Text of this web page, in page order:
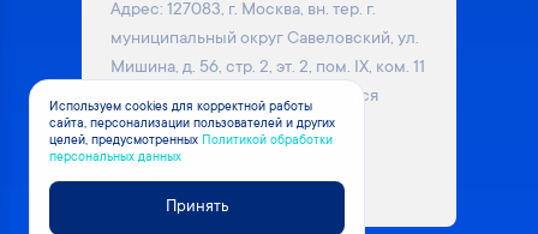
Адрес: 127083, г. Москва, вн. тер. г.
муниципальный округ Савеловский, ул.
Мишина, д. 56, стр. 2, эт. 2, пом. IX, ком. 11
Информация на сайте не является
публичной офертой. Уточняйте
актуальные цены на товары у
менеджера компании
Используем cookies для корректной работы
сайта, персонализации пользователей и других
целей, предусмотренных Политикой обработки
персональных данных
Принять